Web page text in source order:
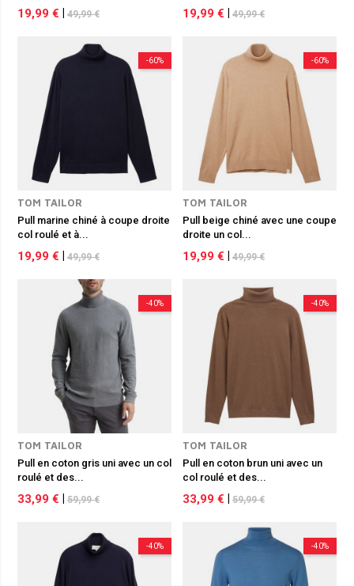
19,99 € 49,99 € 19,99 € 49,99 €
-60%
TOM TAILOR
Pull marine chiné à coupe droite
col roulé et à...
19,99 € 49,99 €
-60%
TOM TAILOR
Pull beige chiné avec une coupe
droite un col...
19,99 € 49,99 €
-40%
TOM TAILOR
Pull en coton gris uni avec un col
roulé et des...
33,99 € 59,99 €
-40%
TOM TAILOR
Pull en coton brun uni avec un
col roulé et des...
33,99 € 59,99 €
-40% -40%